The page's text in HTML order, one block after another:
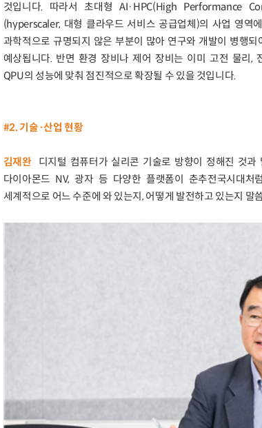
것입니다. 따라서 초대형 AI·HPC(High Performance
(hyperscaler, 대형 클라우드 서비스 공급업체)의 사업 영역
과학적으로 규명되지 않은 부분이 많아 연구와 개발이 병행
예상됩니다. 반면 환경 장비나 제어 장비는 이미 고전 물리,
QPU의 성능에 맞춰 점진적으로 확장될 수 있을 것입니다.
#2. 기술·산업 현황
김재완 디지털 컴퓨터가 실리콘 기술로 방향이 정해진 것
다이아몬드 NV, 광자 등 다양한 플랫폼이 춘추전국시대
세계적으로 어느 수준에 와 있는지, 어떻게 발전하고 있는지 말